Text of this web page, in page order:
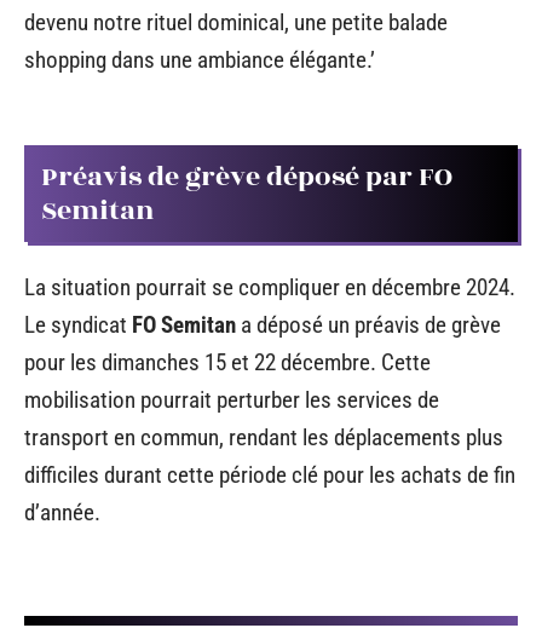
devenu notre rituel dominical, une petite balade
shopping dans une ambiance élégante.’
Préavis de grève déposé par FO
Semitan
La situation pourrait se compliquer en décembre 2024.
Le syndicat FO Semitan a déposé un préavis de grève
pour les dimanches 15 et 22 décembre. Cette
mobilisation pourrait perturber les services de
transport en commun, rendant les déplacements plus
difficiles durant cette période clé pour les achats de fin
d’année.